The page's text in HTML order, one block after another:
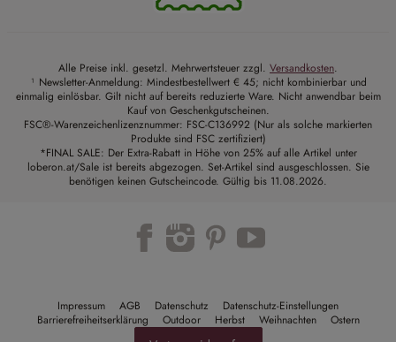
Alle Preise inkl. gesetzl. Mehrwertsteuer zzgl. Versandkosten.
¹ Newsletter-Anmeldung: Mindestbestellwert € 45; nicht kombinierbar und
einmalig einlösbar. Gilt nicht auf bereits reduzierte Ware. Nicht anwendbar beim
Kauf von Geschenkgutscheinen.
FSC®-Warenzeichenlizenznummer: FSC-C136992 (Nur als solche markierten
Produkte sind FSC zertifiziert)
*FINAL SALE: Der Extra-Rabatt in Höhe von 25% auf alle Artikel unter
loberon.at/Sale ist bereits abgezogen. Set-Artikel sind ausgeschlossen. Sie
benötigen keinen Gutscheincode. Gültig bis 11.08.2026.
Impressum AGB Datenschutz
Datenschutz-Einstellungen
Barrierefreiheitserklärung
Outdoor Herbst Weihnachten Ostern